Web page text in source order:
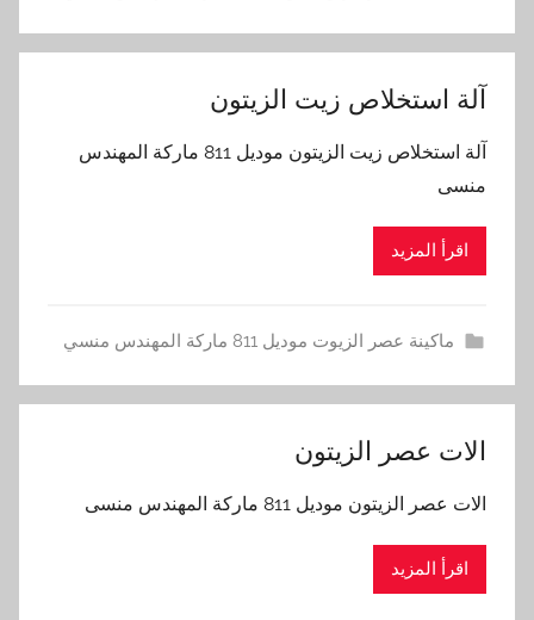
آلة استخلاص زيت الزيتون
آلة استخلاص زيت الزيتون موديل 811 ماركة المهندس
منسى
اقرأ المزيد
ماكينة عصر الزيوت موديل 811 ماركة المهندس منسي
الات عصر الزيتون
الات عصر الزيتون موديل 811 ماركة المهندس منسى
اقرأ المزيد